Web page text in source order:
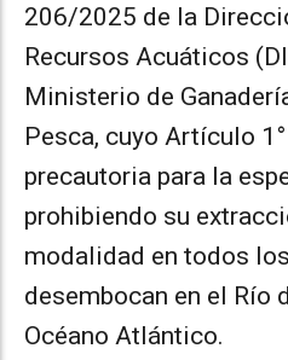
206/2025 de la
Recursos Acuáticos
Ministerio de
Pesca, cuyo Artículo
precautoria para la
prohibiendo su
modalidad en todos
desembocan en el Río
Océano Atlántico.